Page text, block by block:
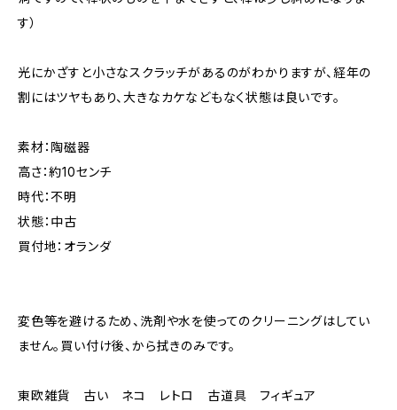
す）
光にかざすと小さなスクラッチがあるのがわかりますが、経年の
割にはツヤもあり、大きなカケなどもなく状態は良いです。
素材：陶磁器
高さ：約10センチ
時代：不明
状態：中古
買付地：オランダ
変色等を避けるため、洗剤や水を使ってのクリーニングはしてい
ません。買い付け後、から拭きのみです。
東欧雑貨 古い ネコ レトロ 古道具 フィギュア